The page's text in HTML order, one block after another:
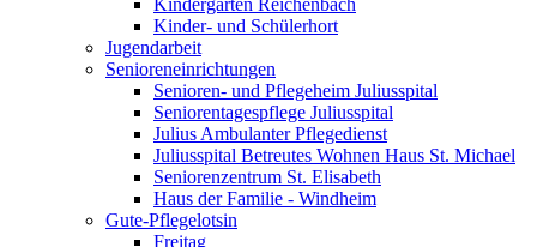
Kindergarten Reichenbach
Kinder- und Schülerhort
Jugendarbeit
Senioreneinrichtungen
Senioren- und Pflegeheim Juliusspital
Seniorentagespflege Juliusspital
Julius Ambulanter Pflegedienst
Juliusspital Betreutes Wohnen Haus St. Michael
Seniorenzentrum St. Elisabeth
Haus der Familie - Windheim
Gute-Pflegelotsin
Freitag